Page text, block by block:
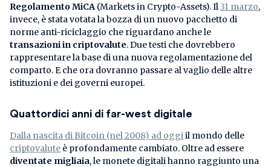
Regolamento MiCA (Markets in Crypto-Assets). Il31 marzo,
invece, è stata votata la bozza di un nuovo pacchetto di
norme anti-riciclaggio che riguardano anche le
transazioni in criptovalute. Due testi che dovrebbero
rappresentare la base di una nuova regolamentazione del
comparto. E che ora dovranno passare al vaglio delle altre
istituzioni e dei governi europei.
Quattordici anni di far-west digitale
Dalla nascita di Bitcoin (nel 2008) ad oggiil mondo delle
criptovalute è profondamente cambiato. Oltre ad essere
diventate migliaia, le monete digitali hanno raggiunto una